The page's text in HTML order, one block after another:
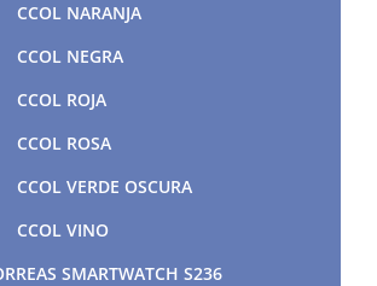
CCOL NARANJA
CCOL NEGRA
CCOL ROJA
CCOL ROSA
CCOL VERDE OSCURA
CCOL VINO
SMARTWATCH S236